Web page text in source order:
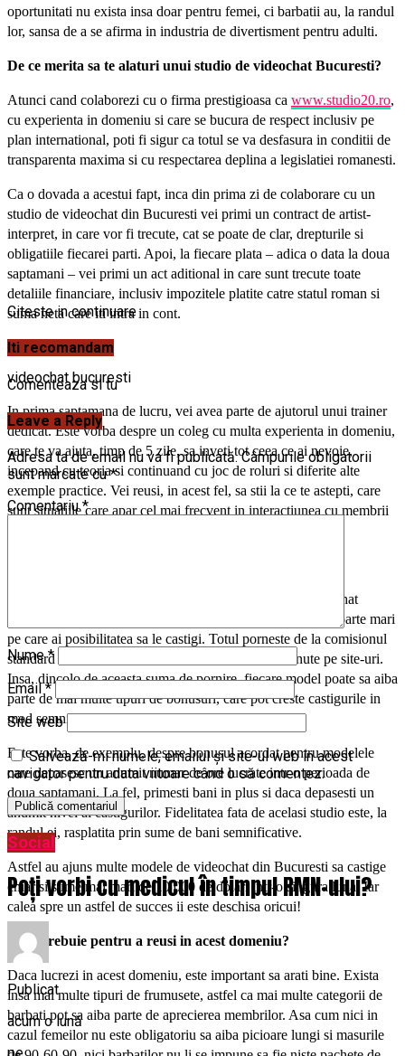
oportunitati nu exista insa doar pentru femei, ci barbatii au, la randul
lor, sansa de a se afirma in industria de divertisment pentru adulti.
De ce merita sa te alaturi unui studio de videochat Bucuresti?
Atunci cand colaborezi cu o firma prestigioasa ca www.studio20.ro,
cu experienta in domeniu si care se bucura de respect inclusiv pe
plan international, poti fi sigur ca totul se va desfasura in conditii de
transparenta maxima si cu respectarea deplina a legislatiei romanesti.
Ca o dovada a acestui fapt, inca din prima zi de colaborare cu un
studio de videochat din Bucuresti vei primi un contract de artist-
interpret, in care vor fi trecute, cat se poate de clar, drepturile si
obligatiile fiecarei parti. Apoi, la fiecare plata – adica o data la doua
saptamani – vei primi un act aditional in care sunt trecute toate
detaliile financiare, inclusiv impozitele platite catre statul roman si
suma neta care iti intra in cont.
videochat bucuresti
In prima saptamana de lucru, vei avea parte de ajutorul unui trainer
dedicat. Este vorba despre un coleg cu multa experienta in domeniu,
care te va ajuta, timp de 5 zile, sa inveti tot ceea ce ai nevoie,
incepand cu teoria si continuand cu joc de roluri si diferite alte
exemple practice. Vei reusi, in acest fel, sa stii la ce te astepti, care
sunt situatiile care apar cel mai frecvent in interactiunea cu membrii
Marele avantaj al muncii ca model intr-un studio de videochat
Bucuresti este reprezentat, bineinteles, de sumele de bani foarte mari
pe care ai posibilitatea sa le castigi. Totul porneste de la comisionul
standard brut, in valoare de 50% din incasarile obtinute pe site-uri.
Insa, dincolo de aceasta suma de pornire, fiecare model poate sa aiba
parte de mai multe tipuri de bonusuri, care pot creste castigurile in
mod semnificativ.
Este vorba, de exemplu, despre bonusul acordat pentru modelele
care depasesc un anumit numar de ore lucrate intr-o perioada de
doua saptamani. La fel, primesti bani in plus si daca depasesti un
anumit nivel al castigurilor. Fidelitatea fata de acelasi studio este, la
randul ei, rasplatita prin sume de bani semnificative.
Astfel au ajuns multe modele de videochat din Bucuresti sa castige
chiar si sume mai mari de 10 000 de dolari intr-o singura luna. Iar
calea spre un astfel de succes ii este deschisa oricui!
Ce iti trebuie pentru a reusi in acest domeniu?
Daca lucrezi in acest domeniu, este important sa arati bine. Exista
insa mai multe tipuri de frumusete, astfel ca mai multe categorii de
barbati pot sa aiba parte de aprecierea membrilor. Asa cum nici in
cazul femeilor nu este obligatoriu sa aiba picioare lungi si masurile
Citeste in continuare
Iti recomandam
Comenteaza si tu
Leave a Reply
Adresa ta de email nu va fi publicată. Câmpurile obligatorii
sunt marcate cu*
Comentariu*
Nume*
Email*
Site web
Salvează-mi numele, emailul și site-ul web în acest
navigator pentru data viitoare când o să comentez.
Social
Poți vorbi cu medicul în timpul RMN-ului?
Publicat
acum o lună
pe